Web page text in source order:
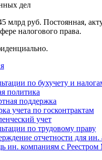
дел
млрд руб. Постоянная,
налогового права.
по бухучету и
политика
поддержка
учета по госконтрактам
учет
по трудовому праву
отчетности для ин.
ин. компаниям с